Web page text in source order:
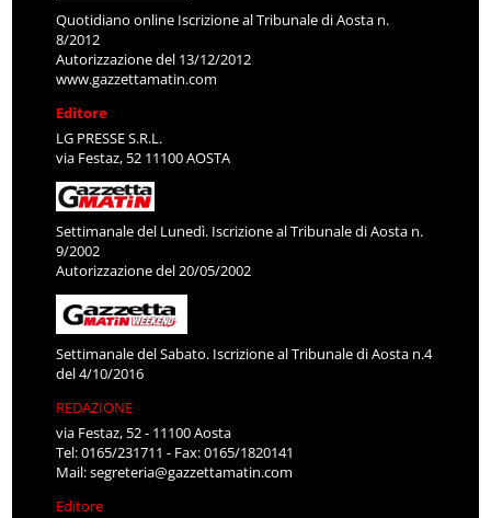
Quotidiano online Iscrizione al Tribunale di Aosta n.
8/2012
Autorizzazione del 13/12/2012
www.gazzettamatin.com
Editore
LG PRESSE S.R.L.
via Festaz, 52 11100 AOSTA
Settimanale del Lunedì. Iscrizione al Tribunale di Aosta n.
9/2002
Autorizzazione del 20/05/2002
Settimanale del Sabato. Iscrizione al Tribunale di Aosta n.4
del 4/10/2016
REDAZIONE
via Festaz, 52 - 11100 Aosta
Tel: 0165/231711 - Fax: 0165/1820141
Mail:segreteria@gazzettamatin.com
Editore